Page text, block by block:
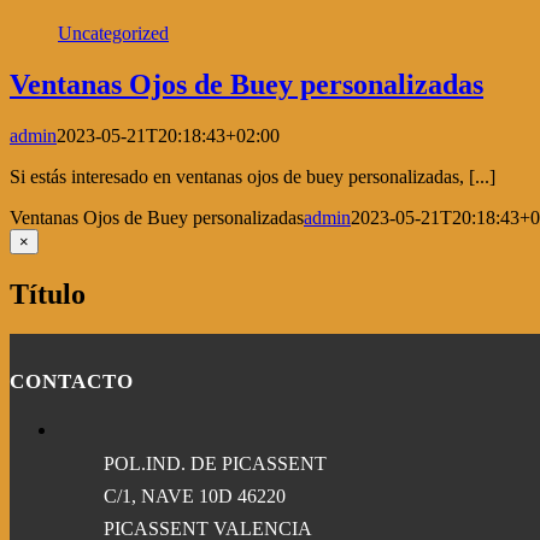
Uncategorized
Ventanas Ojos de Buey personalizadas
admin2023-05-21T20:18:43+02:00
Si estás interesado en ventanas ojos de buey personalizadas, [...]
Ventanas Ojos de Buey personalizadasadmin2023-05-
Close
product
view
×
Título
CONTACTO
POL.IND. DE PICASSENT
C/1, NAVE 10D 46220
PICASSENT VALENCIA